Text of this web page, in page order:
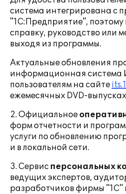
система интегрирована с
"1С:Предприятие",
справку, руководство или
выходя из программы.
Актуальные обновления
информационная система
пользователям на сайте
ежемесячных DVD-
2. Официальное
форм отчетности и
услуги по обновлению
и в локальной сети.
3. Сервис персональных
ведущих экспертов,
разработчиков фирмы "1С"